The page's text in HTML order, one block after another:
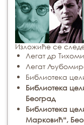
Изложиће се
Легат др
Легат
Библиотека
Библиотека
Београд
Библиотека
Марковић“,